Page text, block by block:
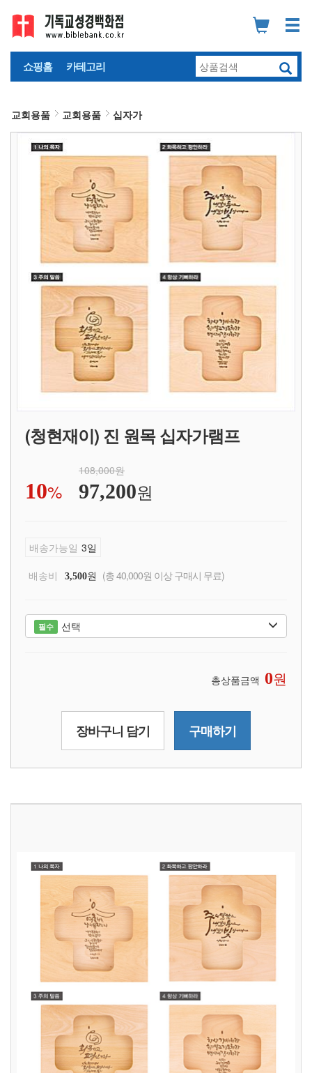
쇼핑홈 카테고리
교회용품 교회용품 십자가
(청현재이) 진 원목 십자가램프
10%
108,000원
97,200원
배송가능일 3일
배송비
3,500원 (총 40,000원 이상 구매시 무료)
필수 선택
총상품금액 0원
장바구니 담기 구매하기